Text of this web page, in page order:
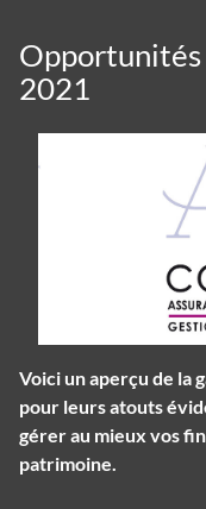
2021
Voici un aperçu de la
pour leurs atouts
gérer au mieux vos
patrimoine.